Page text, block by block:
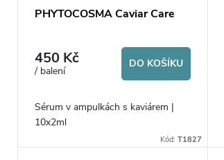
PHYTOCOSMA Caviar Care
450 Kč
/ balení
DO KOŠÍKU
Sérum v ampulkách s kaviárem |
10x2ml
Kód:T1827